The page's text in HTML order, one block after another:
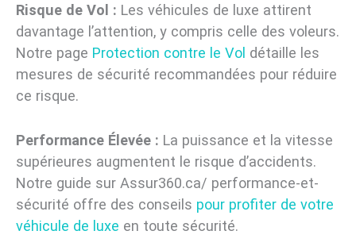
Risque de Vol : Les véhicules de luxe attirent
davantage l’attention, y compris celle des voleurs.
Notre page Protection contre le Vol détaille les
mesures de sécurité recommandées pour réduire
ce risque.
Performance Élevée : La puissance et la vitesse
supérieures augmentent le risque d’accidents.
Notre guide sur Assur360.ca/ performance-et-
sécurité offre des conseils pour profiter de votre
véhicule de luxe en toute sécurité.